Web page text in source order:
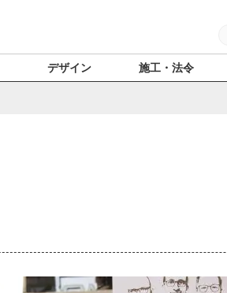
デザイン 施工・法令